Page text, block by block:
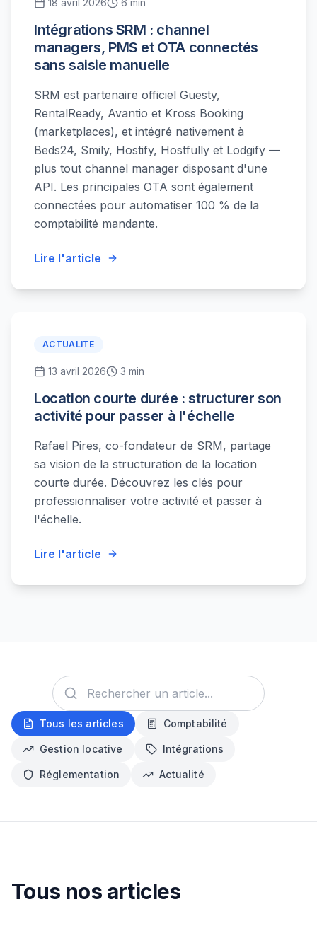
18 avril 2026 6 min
Intégrations SRM : channel
managers, PMS et OTA connectés
sans saisie manuelle
SRM est partenaire officiel Guesty,
RentalReady, Avantio et Kross Booking
(marketplaces), et intégré nativement à
Beds24, Smily, Hostify, Hostfully et Lodgify —
plus tout channel manager disposant d'une
API. Les principales OTA sont également
connectées pour automatiser 100 % de la
comptabilité mandante.
Lire l'article
ACTUALITE
13 avril 2026 3 min
Location courte durée : structurer son
activité pour passer à l'échelle
Rafael Pires, co-fondateur de SRM, partage
sa vision de la structuration de la location
courte durée. Découvrez les clés pour
professionnaliser votre activité et passer à
l'échelle.
Lire l'article
Tous les articles Comptabilité
Gestion locative Intégrations
Réglementation Actualité
Tous nos articles